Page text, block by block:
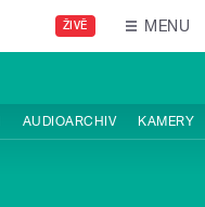
ŽIVĚ MENU
AUDIOARCHIV KAMERY